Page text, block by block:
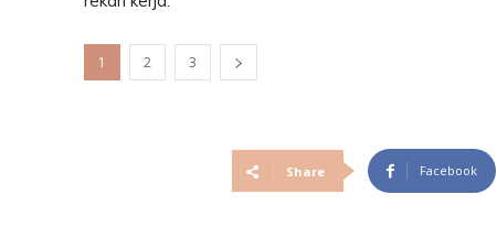
1 2 3
Share Facebook